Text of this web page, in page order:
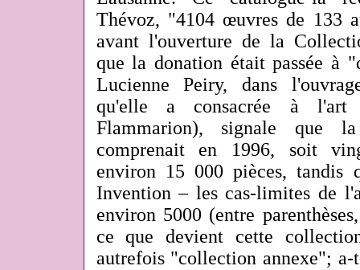
Thévoz, "4104 œuvres de 133
avant l'ouverture de la
que la donation était passée à
Lucienne Peiry, dans
qu'elle a consacrée à
Flammarion), signale que
comprenait en 1996, soit
environ 15 000 pièces, tandis
Invention – les cas-limites de
environ 5000 (entre
ce que devient cette
autrefois "collection annexe"; a-